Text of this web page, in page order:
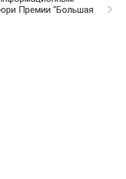
Премии "Большая